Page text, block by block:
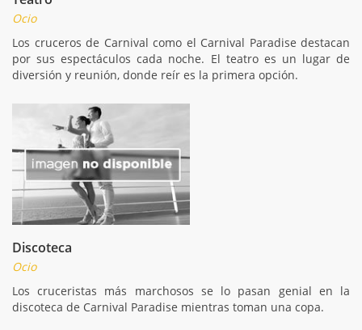
Ocio
Los cruceros de Carnival como el Carnival Paradise destacan
por sus espectáculos cada noche. El teatro es un lugar de
diversión y reunión, donde reír es la primera opción.
Discoteca
Ocio
Los cruceristas más marchosos se lo pasan genial en la
discoteca de Carnival Paradise mientras toman una copa.